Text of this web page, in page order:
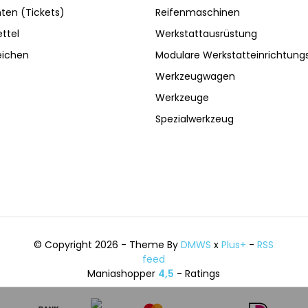
(Tickets)
Reifenmaschinen
Werkstattausrüstung
Modulare
Werkzeugwagen
Werkzeuge
Spezialwerkzeug
© Copyright 2026 - Theme ByDMWS xPlus+ -RSS
feed
Maniashopper 4,5 - Ratings